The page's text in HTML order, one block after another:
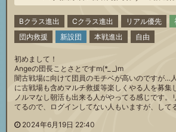
Bクラス進出 Cクラス進出 リアル優先
団内救援
新設団 本戦進出 自由
初めまして！
Angeの団長ことさとですm(*_ _)m
闇古戦場に向けて団員のモチベが高いのですが…
に古戦場も含めマルチ救援等楽しくやる人を募集
ノルマなし朝活も出来る人がやってる感じです。
てるので、ログインしてない人もいますが、して
2024年6月19日 22:40